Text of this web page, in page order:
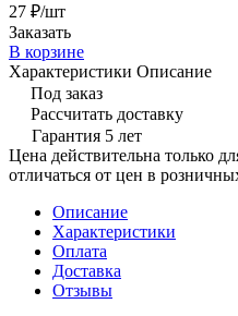
27 ₽/шт
Заказать
В корзине
Характеристики Описание
Под заказ
Рассчитать доставку
Гарантия 5 лет
Цена действительна только
отличаться от цен в
Описание
Характеристики
Оплата
Доставка
Отзывы